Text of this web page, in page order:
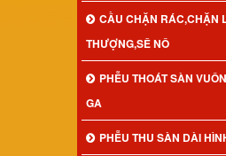
CẦU CHẶN RÁC,CHẶN
THƯỢNG,SÊ NÔ
PHỄU THOÁT SÀN
GA
PHỄU THU SÀN DÀI